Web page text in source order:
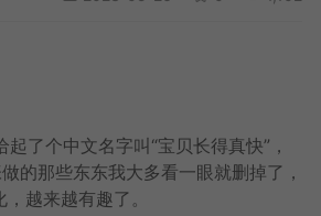
了个中文名字叫“宝贝长得真快”，
的那些东东我大多看一眼就删掉了，
越来越有趣了。